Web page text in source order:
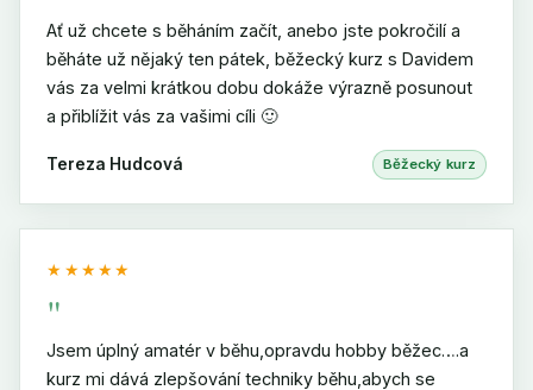
Ať už chcete s běháním začít, anebo jste pokročilí a
běháte už nějaký ten pátek, běžecký kurz s Davidem
vás za velmi krátkou dobu dokáže výrazně posunout
a přiblížit vás za vašimi cíli 🙂
Tereza Hudcová Běžecký kurz
★★★★★
"
Jsem úplný amatér v běhu,opravdu hobby běžec….a
kurz mi dává zlepšování techniky běhu,abych se